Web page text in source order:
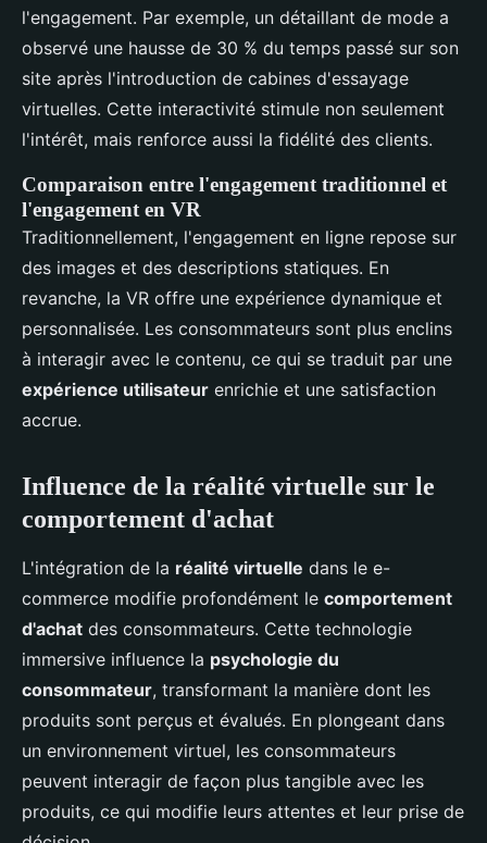
l'engagement. Par exemple, un détaillant de mode a
observé une hausse de 30 % du temps passé sur son
site après l'introduction de cabines d'essayage
virtuelles. Cette interactivité stimule non seulement
l'intérêt, mais renforce aussi la fidélité des clients.
Comparaison entre l'engagement traditionnel et
l'engagement en VR
Traditionnellement, l'engagement en ligne repose sur
des images et des descriptions statiques. En
revanche, la VR offre une expérience dynamique et
personnalisée. Les consommateurs sont plus enclins
à interagir avec le contenu, ce qui se traduit par une
expérience utilisateur enrichie et une satisfaction
accrue.
Influence de la réalité virtuelle sur le
comportement d'achat
L'intégration de la réalité virtuelle dans le e-
commerce modifie profondément le comportement
d'achat des consommateurs. Cette technologie
immersive influence la psychologie du
consommateur, transformant la manière dont les
produits sont perçus et évalués. En plongeant dans
un environnement virtuel, les consommateurs
peuvent interagir de façon plus tangible avec les
produits, ce qui modifie leurs attentes et leur prise de